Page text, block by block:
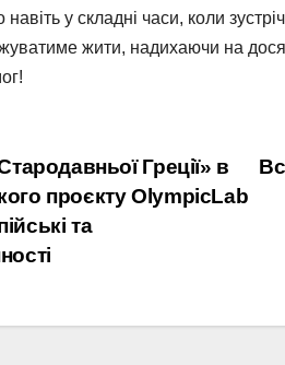
у складні часи, коли
жити, надихаючи на
Греції» в
проєкту OlympicLab
та